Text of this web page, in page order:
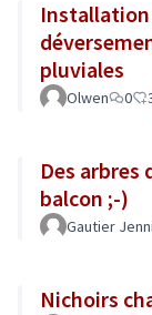
pluviales
Olwen 0
Des arbres
balcon ;-)
Gautier
Nichoirs